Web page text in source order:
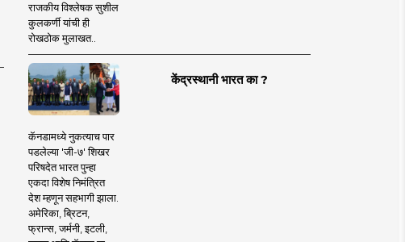
राजकीय विश्लेषक सुशील
कुलकर्णी यांची ही
रोखठोक मुलाखत..
केंद्रस्थानी भारत का ?
कॅनडामध्ये नुकत्याच पार
पडलेल्या 'जी-७' शिखर
परिषदेत भारत पुन्हा
एकदा विशेष निमंत्रित
देश म्हणून सहभागी झाला.
अमेरिका, ब्रिटन,
फ्रान्स, जर्मनी, इटली,